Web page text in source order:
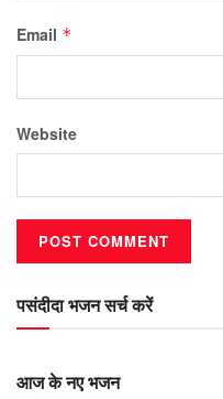
Email *
Website
पसंदीदा भजन सर्च करें
आज के नए भजन